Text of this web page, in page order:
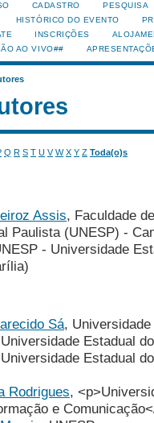
CADASTRO
PESQUISA
HISTÓRICO DO EVENTO
INSCRIÇÕES
AO VIVO##
Q R S T U V W X Y Z Toda(o)s
Assis, Faculdade
Paulista (UNESP) -
- Universidade
Sá,
Estadual
Estadual
Rodrigues,
e